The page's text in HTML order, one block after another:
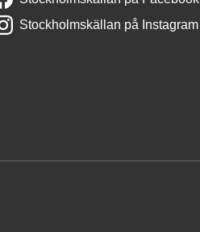
Stockholmskällan på Instagram